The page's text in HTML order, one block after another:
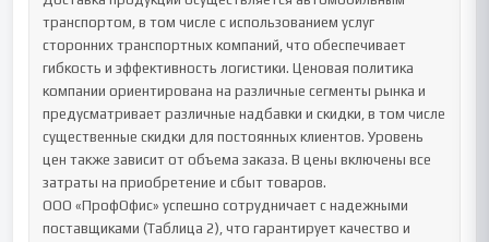
транспортом, в том числе с использованием услуг
сторонних транспортных компаний, что обеспечивает
гибкость и эффективность логистики. Ценовая политика
компании ориентирована на различные сегменты рынка и
предусматривает различные надбавки и скидки, в том числе
существенные скидки для постоянных клиентов. Уровень
цен также зависит от объема заказа. В цены включены все
затраты на приобретение и сбыт товаров.
ООО «ПрофОфис» успешно сотрудничает с надежными
поставщиками (Таблица 2), что гарантирует качество и